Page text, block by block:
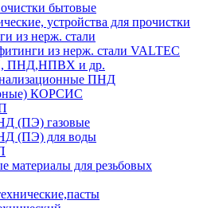
бытовые
устройства для прочистки
из нерж. стали
из нерж. стали VALTEC
ПНД,НПВХ и др.
ПНД
КОРСИС
(ПЭ) газовые
(ПЭ) для воды
материалы для резьбовых